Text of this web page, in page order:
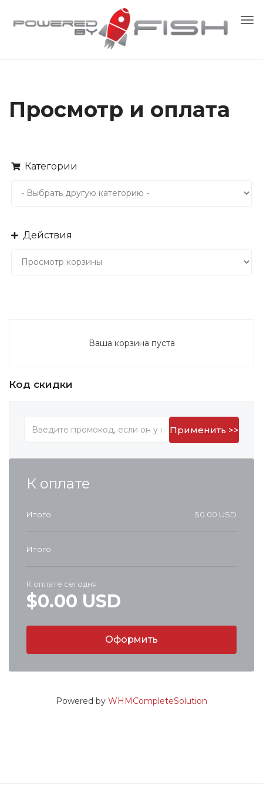
Просмотр и оплата
Категории
Действия
Ваша корзина пуста
Код скидки
Применить >>
К оплате
Итого $0.00 USD
Итого
$0.00 USD
К оплате сегодня
Оформить
Powered by WHMCompleteSolution